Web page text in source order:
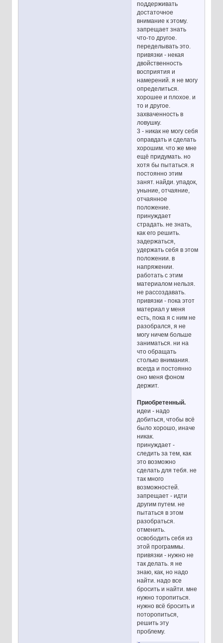
поддерживать
достаточное
внимание к этому.
запрещает знать
что-то другое.
переделывать это.
привязки - некая
двойственность
восприятия и
намерений. я не могу
определиться.
хорошее и плохое. и
то и другое.
захваченность в
ловушку.
3 - никак не могу себя
оправдать и сделать
хорошим. что же мне
ещё придумать. но
хотя бы пытаться. я
постоянно этим
занят. найди. упадок,
уныние, отчаяние,
отчаянное
положение.
принуждает
страдать. не знать,
как его решить.
задержаться,
удержать себя в этом
положении. в
напряжении.
работать с этим
материалом нельзя.
не рассоздавать.
привязки - пока этот
материал у меня
есть, пока я с ним не
разобрался, я не
могу ничем больше
заниматься. ни на
что обращать
столько внимания.
всегда и постоянно
оно меня фоном
держит.
Приобретенный.
идеи - надо
добиться, чтобы всё
было хорошо, иначе
никак.
принуждает -
следить за тем, как
это возможно
сделать для тебя. не
так много
возможностей.
запрещает - идти
другим путем. не
пытаться в этом
разобраться.
отменить.
освободить себя из
этой программы.
привязки - нужно не
так делать. я не
знаю, как, но надо
найти. надо все
бросить и найти. мне
нужно торопиться.
нужно всё бросить и
поторопиться,
решить эту
проблему.